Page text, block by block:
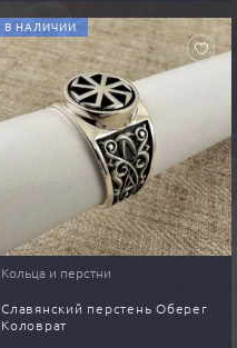
В НАЛИЧИИ
Кольца и перстни
Славянский перстень Оберег
Коловрат